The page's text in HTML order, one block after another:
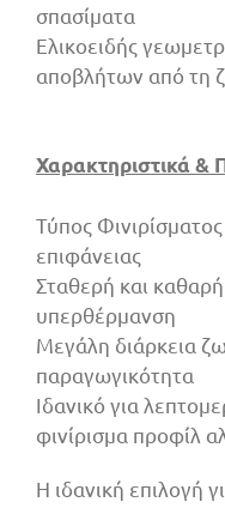
σπασίματα
Ελικοειδής
αποβλήτων από τη
Χαρακτηριστικά &
Τύπος
επιφάνειας
Σταθερή και
υπερθέρμανση
Μεγάλη διάρκεια
παραγωγικότητα
Ιδανικό για
φινίρισμα προφίλ
Η ιδανική επιλογή